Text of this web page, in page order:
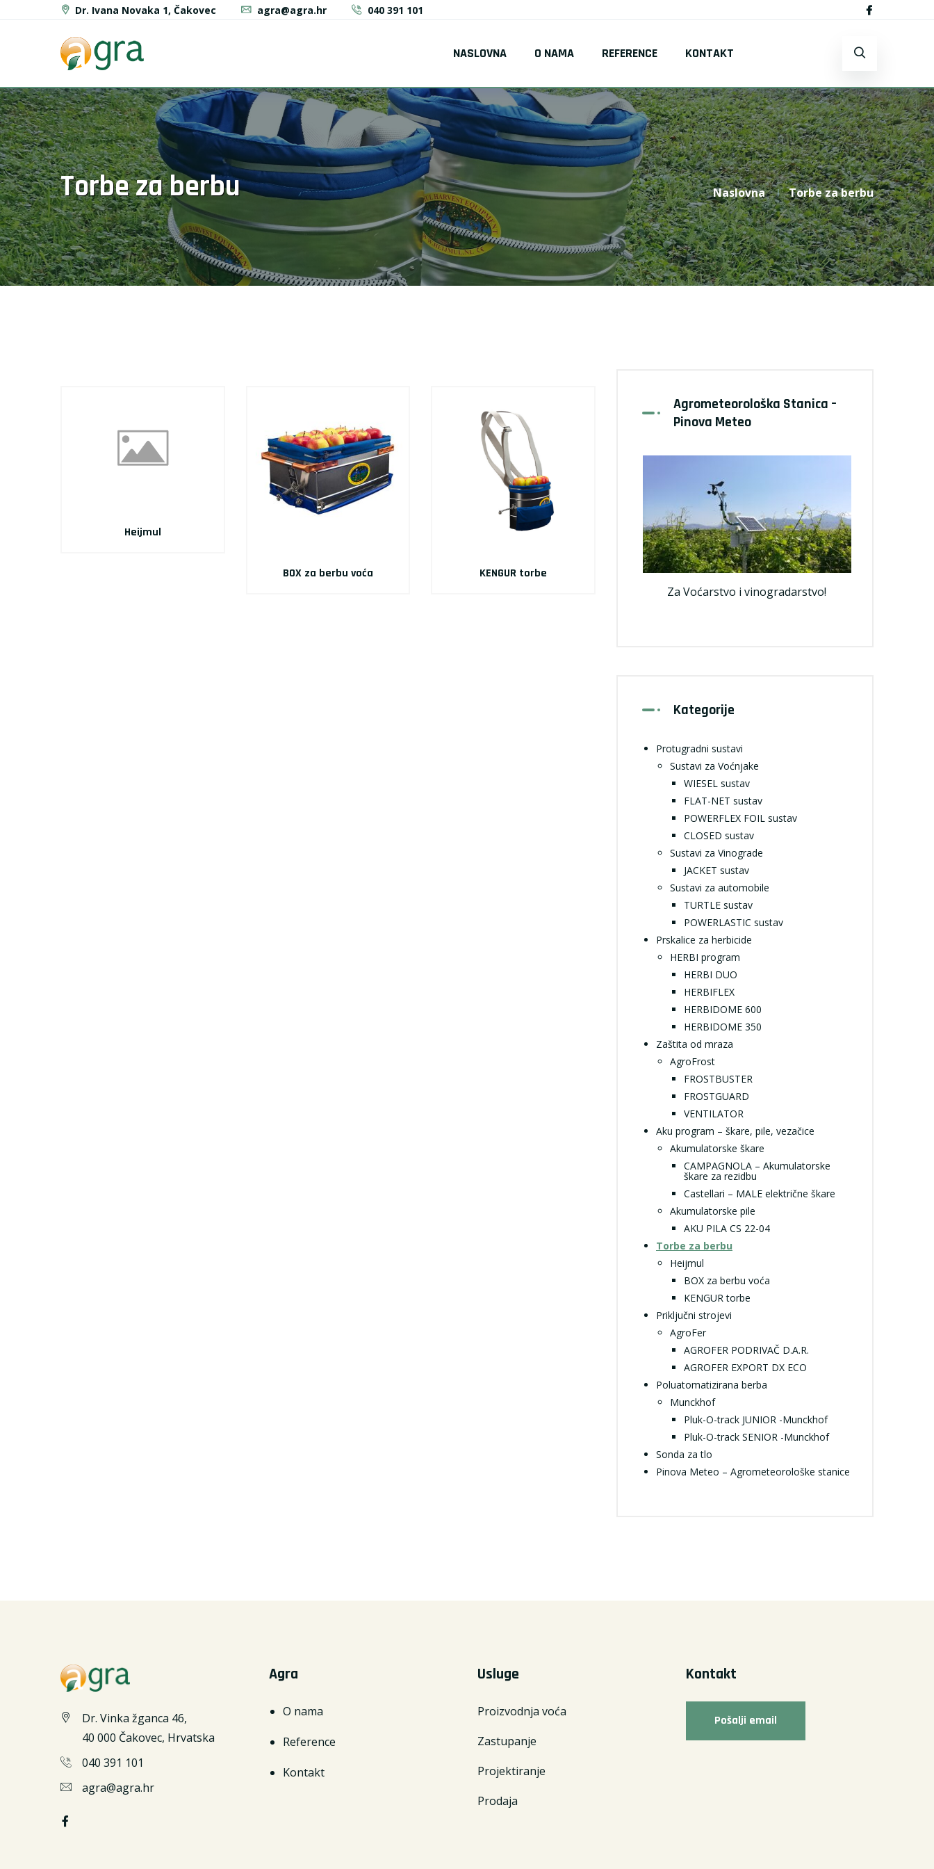
Dr. Ivana Novaka 1, Čakovec agra@agra.hr 040 391 101
NASLOVNA O NAMA REFERENCE KONTAKT
Torbe za berbu Naslovna Torbe za berbu
Heijmul
BOX za berbu voća KENGUR torbe
Agrometeorološka Stanica –
Pinova Meteo
Za Voćarstvo i vinogradarstvo!
Kategorije
Protugradni sustavi
Sustavi za Voćnjake
WIESEL sustav
FLAT-NET sustav
POWERFLEX FOIL sustav
CLOSED sustav
Sustavi za Vinograde
JACKET sustav
Sustavi za automobile
TURTLE sustav
POWERLASTIC sustav
Prskalice za herbicide
HERBI program
HERBI DUO
HERBIFLEX
HERBIDOME 600
HERBIDOME 350
Zaštita od mraza
AgroFrost
FROSTBUSTER
FROSTGUARD
VENTILATOR
Aku program – škare, pile, vezačice
Akumulatorske škare
CAMPAGNOLA – Akumulatorske
škare za rezidbu
Castellari – MALE električne škare
Akumulatorske pile
AKU PILA CS 22-04
Torbe za berbu
Heijmul
BOX za berbu voća
KENGUR torbe
Priključni strojevi
AgroFer
AGROFER PODRIVAČ D.A.R.
AGROFER EXPORT DX ECO
Poluatomatizirana berba
Munckhof
Pluk-O-track JUNIOR -Munckhof
Pluk-O-track SENIOR -Munckhof
Sonda za tlo
Pinova Meteo – Agrometeorološke stanice
Dr. Vinka žganca 46,
40 000 Čakovec, Hrvatska
040 391 101
agra@agra.hr
Agra
O nama
Reference
Kontakt
Usluge
Proizvodnja voća
Zastupanje
Projektiranje
Prodaja
Kontakt
Pošalji email